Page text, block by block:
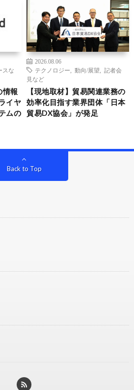
スな
情報
イヤ
ムの
2026.08.06
テクノロジー
動向/展望
記者会
見など
【現地取材】貿易関連業務の
効率化目指す業界団体「日本
貿易DX協会」が発足
Back to Top